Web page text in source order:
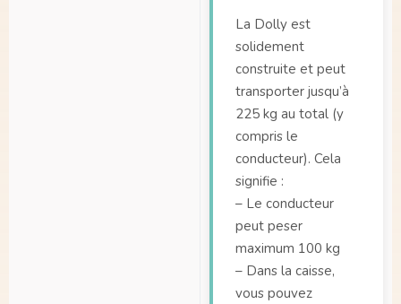
La Dolly est
solidement
construite et peut
transporter jusqu’à
225 kg au total (y
compris le
conducteur). Cela
signifie :
– Le conducteur
peut peser
maximum 100 kg
– Dans la caisse,
vous pouvez